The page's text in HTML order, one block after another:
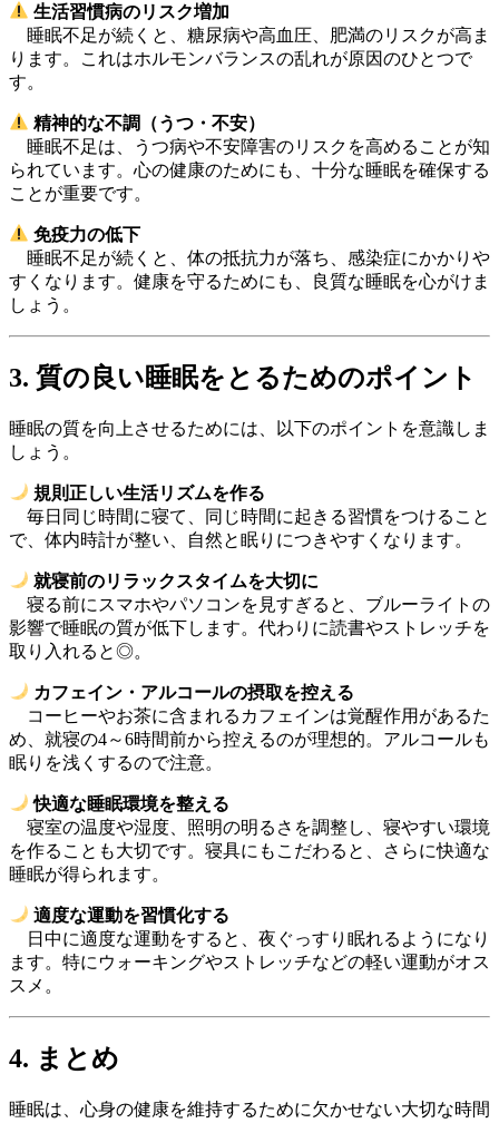
生活習慣病のリスク増加
睡眠不足が続くと、糖尿病や高血圧、肥満のリスクが高ま
ります。これはホルモンバランスの乱れが原因のひとつで
す。
精神的な不調（うつ・不安）
睡眠不足は、うつ病や不安障害のリスクを高めることが知
られています。心の健康のためにも、十分な睡眠を確保する
ことが重要です。
免疫力の低下
睡眠不足が続くと、体の抵抗力が落ち、感染症にかかりや
すくなります。健康を守るためにも、良質な睡眠を心がけま
しょう。
3. 質の良い睡眠をとるためのポイント
睡眠の質を向上させるためには、以下のポイントを意識しま
しょう。
規則正しい生活リズムを作る
毎日同じ時間に寝て、同じ時間に起きる習慣をつけること
で、体内時計が整い、自然と眠りにつきやすくなります。
就寝前のリラックスタイムを大切に
寝る前にスマホやパソコンを見すぎると、ブルーライトの
影響で睡眠の質が低下します。代わりに読書やストレッチを
取り入れると◎。
カフェイン・アルコールの摂取を控える
コーヒーやお茶に含まれるカフェインは覚醒作用があるた
め、就寝の4～6時間前から控えるのが理想的。アルコールも
眠りを浅くするので注意。
快適な睡眠環境を整える
寝室の温度や湿度、照明の明るさを調整し、寝やすい環境
を作ることも大切です。寝具にもこだわると、さらに快適な
睡眠が得られます。
適度な運動を習慣化する
日中に適度な運動をすると、夜ぐっすり眠れるようになり
ます。特にウォーキングやストレッチなどの軽い運動がオス
スメ。
4. まとめ
睡眠は、心身の健康を維持するために欠かせない大切な時間